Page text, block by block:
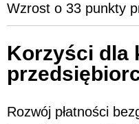
Wzrost o 33 punkty
Korzyści dla
Rozwój płatności